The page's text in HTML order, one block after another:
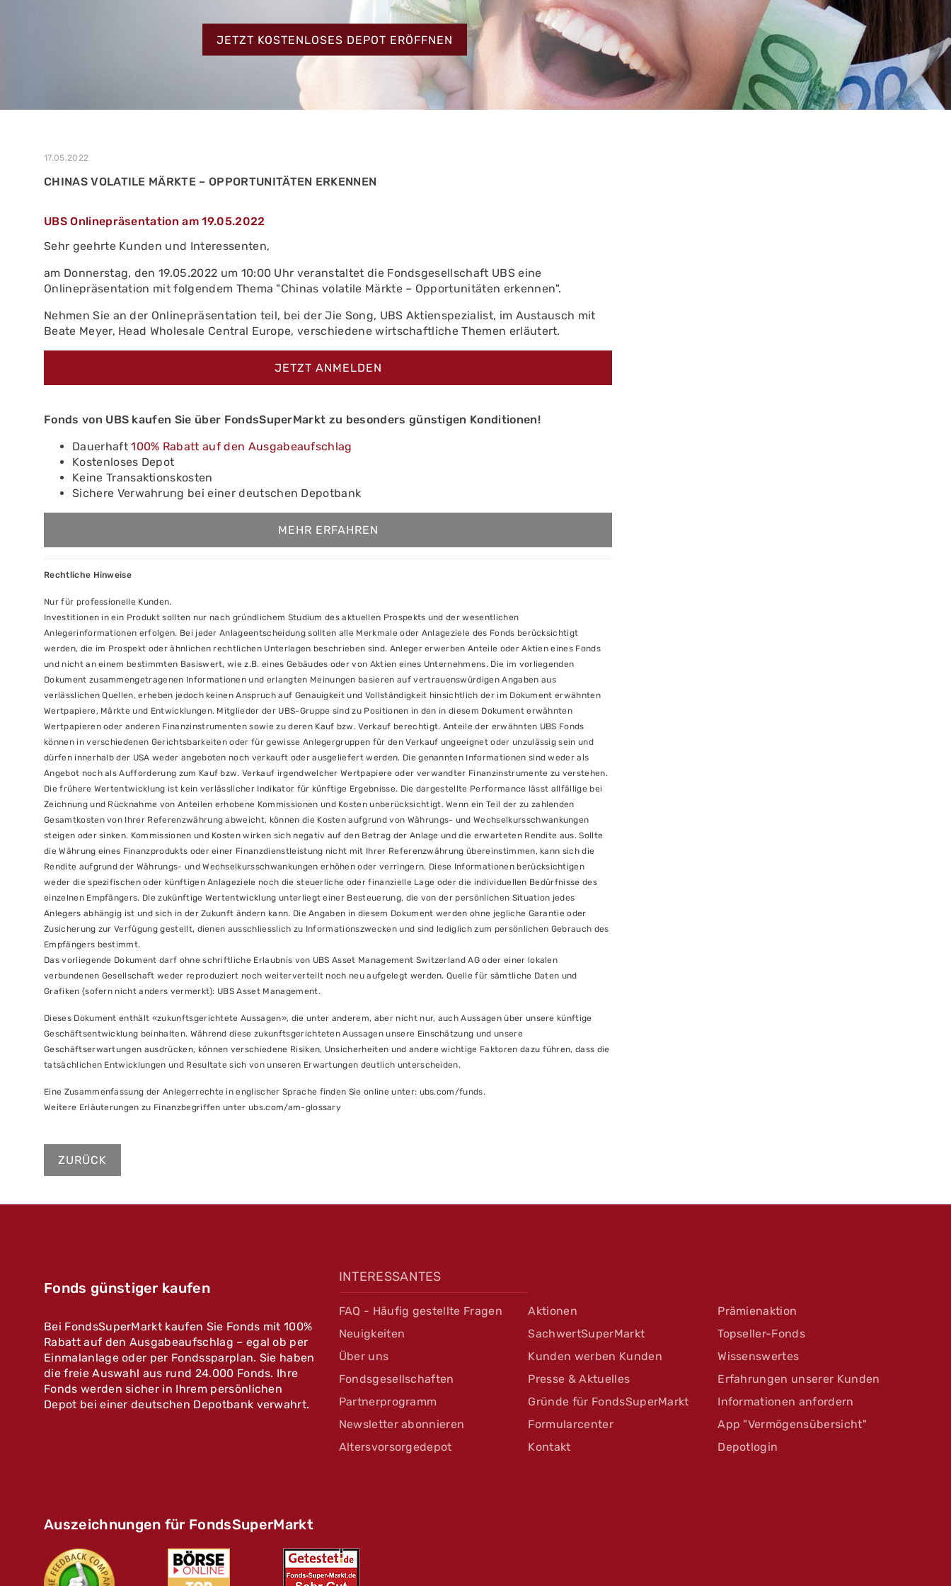
JETZT KOSTENLOSES DEPOT ERÖFFNEN
MEHR ERFAHREN
ZUM TESTBERICHT
MEHR ERFAHREN
17.05.2022
CHINAS VOLATILE MÄRKTE – OPPORTUNITÄTEN ERKENNEN
UBS Onlinepräsentation am 19.05.2022
Sehr geehrte Kunden und Interessenten,
am Donnerstag, den 19.05.2022 um 10:00 Uhr veranstaltet die Fondsgesellschaft UBS eine
Onlinepräsentation mit folgendem Thema "Chinas volatile Märkte – Opportunitäten erkennen".
Nehmen Sie an der Onlinepräsentation teil, bei der Jie Song, UBS Aktienspezialist, im Austausch mit
Beate Meyer, Head Wholesale Central Europe, verschiedene wirtschaftliche Themen erläutert.
JETZT ANMELDEN
Fonds von UBS kaufen Sie über FondsSuperMarkt zu besonders günstigen Konditionen!
Dauerhaft100% Rabatt auf den Ausgabeaufschlag
Kostenloses Depot
Keine Transaktionskosten
Sichere Verwahrung bei einer deutschen Depotbank
MEHR ERFAHREN
Rechtliche Hinweise
Nur für professionelle Kunden.
Investitionen in ein Produkt sollten nur nach gründlichem Studium des aktuellen Prospekts und der wesentlichen
Anlegerinformationen erfolgen. Bei jeder Anlageentscheidung sollten alle Merkmale oder Anlageziele des Fonds berücksichtigt
werden, die im Prospekt oder ähnlichen rechtlichen Unterlagen beschrieben sind. Anleger erwerben Anteile oder Aktien eines Fonds
und nicht an einem bestimmten Basiswert, wie z.B. eines Gebäudes oder von Aktien eines Unternehmens. Die im vorliegenden
Dokument zusammengetragenen Informationen und erlangten Meinungen basieren auf vertrauenswürdigen Angaben aus
verlässlichen Quellen, erheben jedoch keinen Anspruch auf Genauigkeit und Vollständigkeit hinsichtlich der im Dokument erwähnten
Wertpapiere, Märkte und Entwicklungen. Mitglieder der UBS-Gruppe sind zu Positionen in den in diesem Dokument erwähnten
Wertpapieren oder anderen Finanzinstrumenten sowie zu deren Kauf bzw. Verkauf berechtigt. Anteile der erwähnten UBS Fonds
können in verschiedenen Gerichtsbarkeiten oder für gewisse Anlegergruppen für den Verkauf ungeeignet oder unzulässig sein und
dürfen innerhalb der USA weder angeboten noch verkauft oder ausgeliefert werden. Die genannten Informationen sind weder als
Angebot noch als Aufforderung zum Kauf bzw. Verkauf irgendwelcher Wertpapiere oder verwandter Finanzinstrumente zu verstehen.
Die frühere Wertentwicklung ist kein verlässlicher Indikator für künftige Ergebnisse. Die dargestellte Performance lässt allfällige bei
Zeichnung und Rücknahme von Anteilen erhobene Kommissionen und Kosten unberücksichtigt. Wenn ein Teil der zu zahlenden
Gesamtkosten von Ihrer Referenzwährung abweicht, können die Kosten aufgrund von Währungs- und Wechselkursschwankungen
steigen oder sinken. Kommissionen und Kosten wirken sich negativ auf den Betrag der Anlage und die erwarteten Rendite aus. Sollte
die Währung eines Finanzprodukts oder einer Finanzdienstleistung nicht mit Ihrer Referenzwährung übereinstimmen, kann sich die
Rendite aufgrund der Währungs- und Wechselkursschwankungen erhöhen oder verringern. Diese Informationen berücksichtigen
weder die spezifischen oder künftigen Anlageziele noch die steuerliche oder finanzielle Lage oder die individuellen Bedürfnisse des
einzelnen Empfängers. Die zukünftige Wertentwicklung unterliegt einer Besteuerung, die von der persönlichen Situation jedes
Anlegers abhängig ist und sich in der Zukunft ändern kann. Die Angaben in diesem Dokument werden ohne jegliche Garantie oder
Zusicherung zur Verfügung gestellt, dienen ausschliesslich zu Informationszwecken und sind lediglich zum persönlichen Gebrauch des
Empfängers bestimmt.
Das vorliegende Dokument darf ohne schriftliche Erlaubnis von UBS Asset Management Switzerland AG oder einer lokalen
verbundenen Gesellschaft weder reproduziert noch weiterverteilt noch neu aufgelegt werden. Quelle für sämtliche Daten und
Grafiken (sofern nicht anders vermerkt): UBS Asset Management.
Dieses Dokument enthält «zukunftsgerichtete Aussagen», die unter anderem, aber nicht nur, auch Aussagen über unsere künftige
Geschäftsentwicklung beinhalten. Während diese zukunftsgerichteten Aussagen unsere Einschätzung und unsere
Geschäftserwartungen ausdrücken, können verschiedene Risiken, Unsicherheiten und andere wichtige Faktoren dazu führen, dass die
tatsächlichen Entwicklungen und Resultate sich von unseren Erwartungen deutlich unterscheiden.
Eine Zusammenfassung der Anlegerrechte in englischer Sprache finden Sie online unter: ubs.com/funds.
Weitere Erläuterungen zu Finanzbegriffen unter ubs.com/am-glossary
ZURÜCK
Fonds günstiger kaufen
Bei FondsSuperMarkt kaufen Sie Fonds mit 100%
Rabatt auf den Ausgabeaufschlag – egal ob per
Einmalanlage oder per Fondssparplan. Sie haben
die freie Auswahl aus rund 24.000 Fonds. Ihre
Fonds werden sicher in Ihrem persönlichen
Depot bei einer deutschen Depotbank verwahrt.
INTERESSANTES
FAQ - Häufig gestellte Fragen Aktionen
Prämienaktion
Neuigkeiten
SachwertSuperMarkt
Topseller-Fonds
Über uns
Kunden werben Kunden
Wissenswertes
Fondsgesellschaften
Presse & Aktuelles
Erfahrungen unserer Kunden
Partnerprogramm
Gründe für FondsSuperMarkt
Informationen anfordern
Newsletter abonnieren
Formularcenter
App "Vermögensübersicht"
Altersvorsorgedepot
Kontakt Depotlogin
Auszeichnungen für FondsSuperMarkt